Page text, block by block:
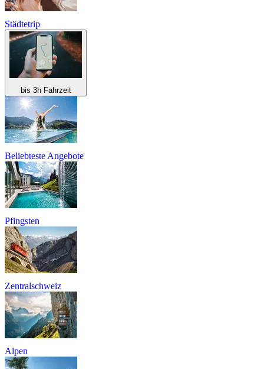
Städtetrip
bis 3h Fahrzeit
Beliebteste Angebote
Pfingsten
Zentralschweiz
Alpen